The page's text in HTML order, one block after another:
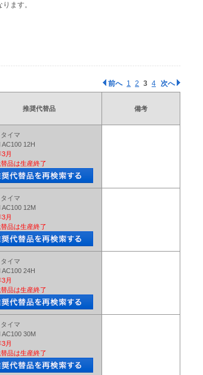
ます。
前へ 1 2 3 4 次へ
推奨代替品 備考
イマ
AC100 12H
月
品は生産終了
イマ
AC100 12M
月
品は生産終了
イマ
AC100 24H
月
品は生産終了
イマ
AC100 30M
月
品は生産終了